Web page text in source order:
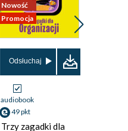
Nowość
Promocja
Odsłuchaj
audiobook
49 pkt
Trzy zagadki dla